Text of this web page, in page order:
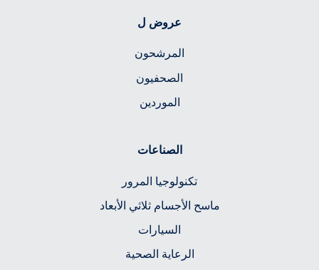
عروض ل
المرشحون
الصحفيون
الموردين
الصناعات
تكنولوجيا المرور
ماسح الأجسام ثلاثي الأبعاد
السيارات
الرعاية الصحية